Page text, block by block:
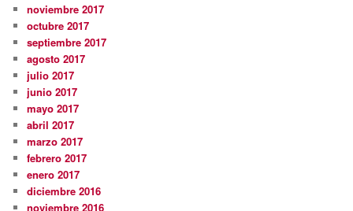
noviembre 2017
octubre 2017
septiembre 2017
agosto 2017
julio 2017
junio 2017
mayo 2017
abril 2017
marzo 2017
febrero 2017
enero 2017
diciembre 2016
noviembre 2016